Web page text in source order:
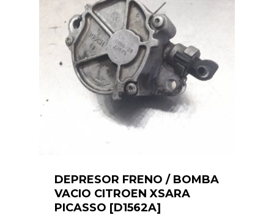
DEPRESOR FRENO / BOMBA
VACIO CITROEN XSARA
PICASSO [D1562A]